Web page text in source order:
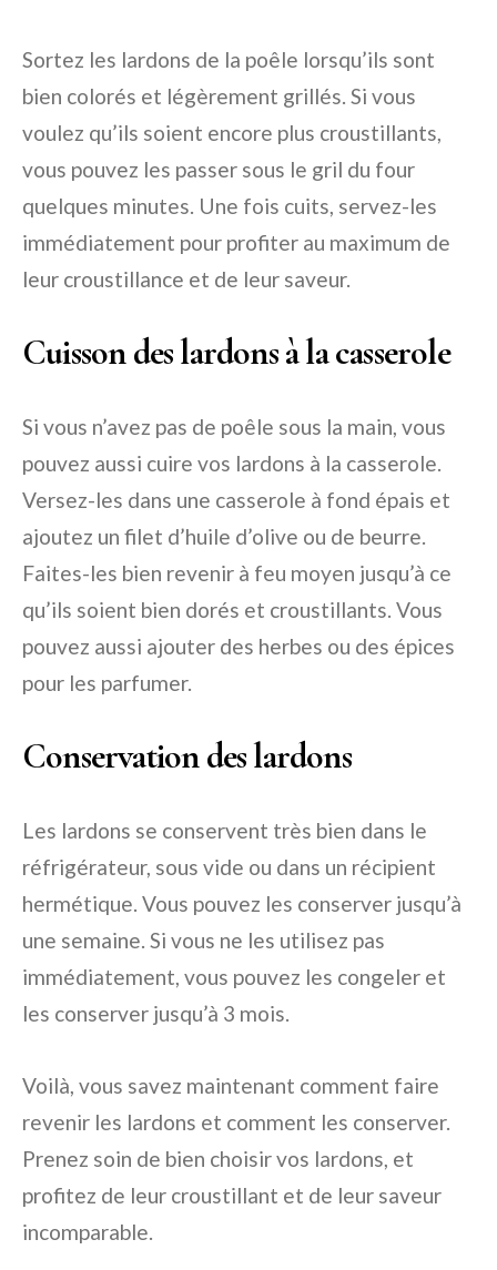
Sortez les lardons de la poêle lorsqu’ils sont
bien colorés et légèrement grillés. Si vous
voulez qu’ils soient encore plus croustillants,
vous pouvez les passer sous le gril du four
quelques minutes. Une fois cuits, servez-les
immédiatement pour profiter au maximum de
leur croustillance et de leur saveur.
Cuisson des lardons à la casserole
Si vous n’avez pas de poêle sous la main, vous
pouvez aussi cuire vos lardons à la casserole.
Versez-les dans une casserole à fond épais et
ajoutez un filet d’huile d’olive ou de beurre.
Faites-les bien revenir à feu moyen jusqu’à ce
qu’ils soient bien dorés et croustillants. Vous
pouvez aussi ajouter des herbes ou des épices
pour les parfumer.
Conservation des lardons
Les lardons se conservent très bien dans le
réfrigérateur, sous vide ou dans un récipient
hermétique. Vous pouvez les conserver jusqu’à
une semaine. Si vous ne les utilisez pas
immédiatement, vous pouvez les congeler et
les conserver jusqu’à 3 mois.
Voilà, vous savez maintenant comment faire
revenir les lardons et comment les conserver.
Prenez soin de bien choisir vos lardons, et
profitez de leur croustillant et de leur saveur
incomparable.